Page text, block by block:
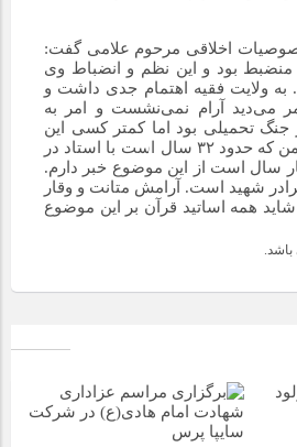
اخلاقی مرحوم علامی گفت:
منضبط بود و این نظم و انضباط وی
ولایت فقیه اهتمام جدی داشت و
می‌دید آرام نمی‌نشست و امر به
جنگ تحمیلی بود اما کمتر کسی این
امر را می‌دانست خود من که حدود ۳۲ سال است با استاد در
سال است از این موضوع خبر دارم.
شهید است. آرامش متانت و وقار
شاید همه اساتید قرآن بر این موضوع